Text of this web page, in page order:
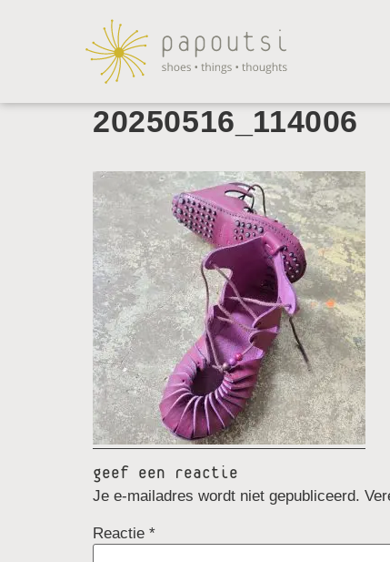
20250516_114006
geef een reactie
Je e-mailadres wordt niet gepubliceerd.
Reactie *